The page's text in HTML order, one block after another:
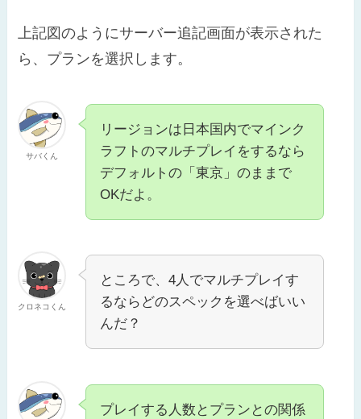
上記図のようにサーバー追記画面が表示された
ら、プランを選択します。
サバくん
リージョンは日本国内でマインク
ラフトのマルチプレイをするなら
デフォルトの「東京」のままで
OKだよ。
クロネコくん
ところで、4人でマルチプレイす
るならどのスペックを選べばいい
んだ？
プレイする人数とプランとの関係